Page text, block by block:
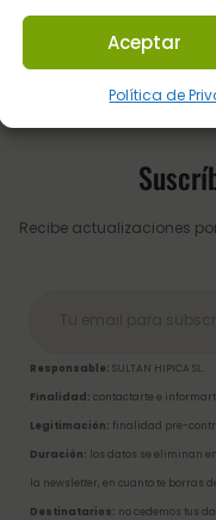
Aceptar
Política de
Recibe actualizaciones
Responsable: SULTAN HIPICA SL.
Finalidad: contactarte e
Legitimación: finalidad pre-
Duración: los datos se eliminan
la newsletter, en cuanto te borras
Destinatarios: no cedemos tus